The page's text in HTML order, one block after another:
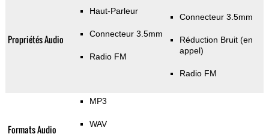
Propriétés Audio
Haut-Parleur
Connecteur 3.5mm
Radio FM
Connecteur 3.5mm
Réduction Bruit (en
appel)
Radio FM
Formats Audio
MP3
WAV